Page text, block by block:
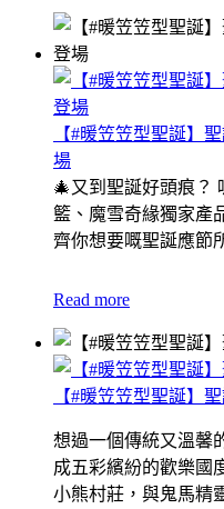
【#暖笠笠型聖誕】
場
🎄又到聖誕好頭痕？
籃、魔雪奇緣獨家產
齊你想要嘅聖誕應節
Read more
【#暖笠笠型聖誕】
想過一個傳統又溫馨
成五彩繽紛的歡樂國
小熊村莊，與鬼馬精